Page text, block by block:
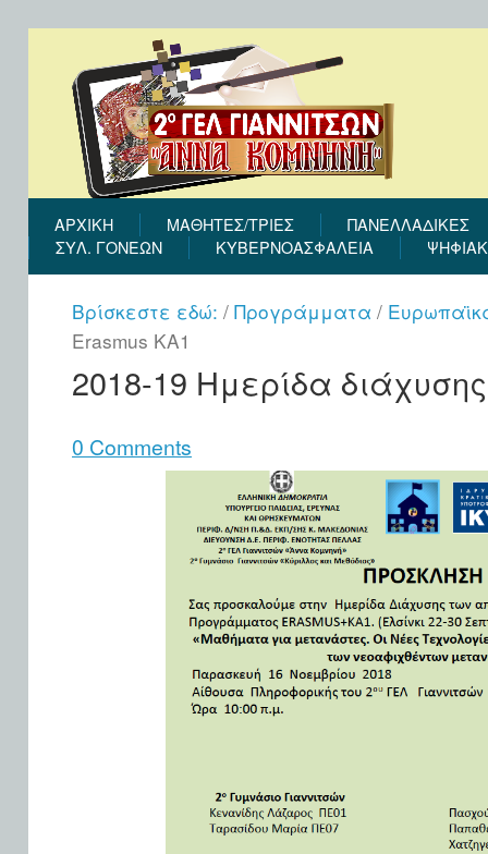
ΑΡΧΙΚΉ ΜΑΘΗΤΕΣ/ΤΡΙΕΣ
ΠΑΝΕΛΛΑΔΙΚΕΣ
ΣΎΛ. ΓΟΝΈΩΝ
ΚΥΒΕΡΝΟΑΣΦΑΛΕΙΑ
Βρίσκεστε εδώ: / Προγράμματα /
Erasmus KA1
2018-19 Ημερίδα
0 Comments